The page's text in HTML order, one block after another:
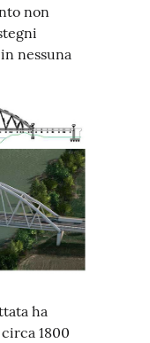
non
nessuna
ha
1800